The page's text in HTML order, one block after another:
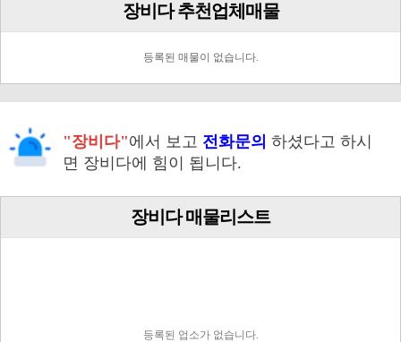
장비다 추천업체매물
등록된 매물이 없습니다.
"장비다"에서 보고 전화문의 하셨다고 하시
면 장비다에 힘이 됩니다.
장비다 매물리스트
등록된 업소가 없습니다.